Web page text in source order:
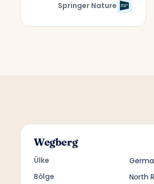
Springer Nature
Wegberg
Ülke
Bölge
North